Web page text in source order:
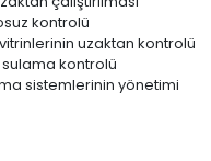
kontrolü
uzaktan kontrolü
kontrolü
sistemlerinin yönetimi